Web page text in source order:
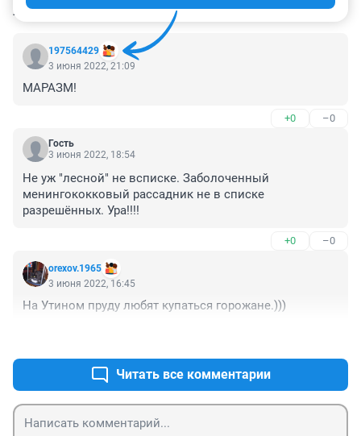
КОММЕНТАРИИ 31
197564429
3 июня 2022, 21:09
МАРАЗМ!
+0 –0
Гость
3 июня 2022, 18:54
Не уж "лесной" не всписке. Заболоченный
менингококковый рассадник не в списке
разрешённых. Ура!!!!
+0 –0
orexov.1965
3 июня 2022, 16:45
На Утином пруду любят купаться горожане.)))
Читать все комментарии